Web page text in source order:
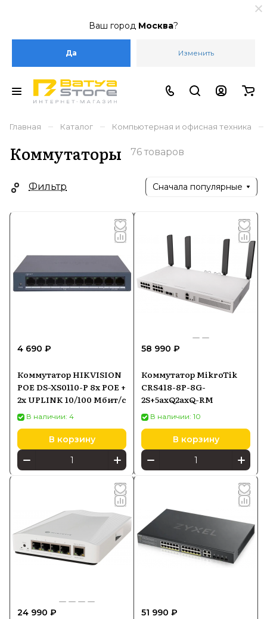
Ваш город Москва?
Да Изменить
Главная – Каталог – Компьютерная и офисная техника –
Коммутаторы 76 товаров
Фильтр Сначала популярные
4 690 ₽
Коммутатор HIKVISION
POE DS-XS0110-P 8x POE +
2x UPLINK 10/100 Мбит/с
В наличии: 4
В корзину
58 990 ₽
Коммутатор MikroTik
CRS418-8P-8G-
2S+5axQ2axQ-RM
В наличии: 10
В корзину
24 990 ₽ 51 990 ₽